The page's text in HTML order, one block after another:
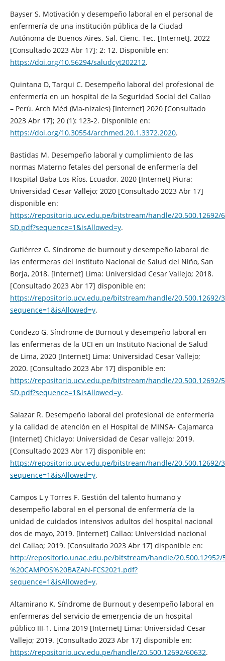
Bayser S. Motivación y desempeño laboral en el personal de
enfermería de una institución pública de la Ciudad
Autónoma de Buenos Aires. Sal. Cienc. Tec. [Internet]. 2022
[Consultado 2023 Abr 17]; 2: 12. Disponible en:
https://doi.org/10.56294/saludcyt202212.
Quintana D, Tarqui C. Desempeño laboral del profesional de
enfermería en un hospital de la Seguridad Social del Callao
– Perú. Arch Méd (Ma-nizales) [Internet] 2020 [Consultado
2023 Abr 17]; 20 (1): 123-2. Disponible en:
https://doi.org/10.30554/archmed.20.1.3372.2020.
Bastidas M. Desempeño laboral y cumplimiento de las
normas Materno fetales del personal de enfermería del
Hospital Baba Los Ríos, Ecuador, 2020 [Internet] Piura:
Universidad Cesar Vallejo; 2020 [Consultado 2023 Abr 17]
disponible en:
https://repositorio.ucv.edu.pe/bitstream/handle/20.500.12692/
SD.pdf?sequence=1&isAllowed=y.
Gutiérrez G. Síndrome de burnout y desempeño laboral de
las enfermeras del Instituto Nacional de Salud del Niño, San
Borja, 2018. [Internet] Lima: Universidad Cesar Vallejo; 2018.
[Consultado 2023 Abr 17] disponible en:
https://repositorio.ucv.edu.pe/bitstream/handle/20.500.12692/
sequence=1&isAllowed=y.
Condezo G. Síndrome de Burnout y desempeño laboral en
las enfermeras de la UCI en un Instituto Nacional de Salud
de Lima, 2020 [Internet] Lima: Universidad Cesar Vallejo;
2020. [Consultado 2023 Abr 17] disponible en:
https://repositorio.ucv.edu.pe/bitstream/handle/20.500.12692/
SD.pdf?sequence=1&isAllowed=y.
Salazar R. Desempeño laboral del profesional de enfermería
y la calidad de atención en el Hospital de MINSA- Cajamarca
[Internet] Chiclayo: Universidad de Cesar vallejo; 2019.
[Consultado 2023 Abr 17] disponible en:
https://repositorio.ucv.edu.pe/bitstream/handle/20.500.12692/
sequence=1&isAllowed=y.
Campos L y Torres F. Gestión del talento humano y
desempeño laboral en el personal de enfermería de la
unidad de cuidados intensivos adultos del hospital nacional
dos de mayo, 2019. [Internet] Callao: Universidad nacional
del Callao; 2019. [Consultado 2023 Abr 17] disponible en:
http://repositorio.unac.edu.pe/bitstream/handle/20.500.12952/
%20CAMPOS%20BAZAN-FCS2021.pdf?
sequence=1&isAllowed=y.
Altamirano K. Síndrome de Burnout y desempeño laboral en
enfermeras del servicio de emergencia de un hospital
público III-1. Lima 2019 [Internet] Lima: Universidad Cesar
Vallejo; 2019. [Consultado 2023 Abr 17] disponible en:
https://repositorio.ucv.edu.pe/handle/20.500.12692/60632.